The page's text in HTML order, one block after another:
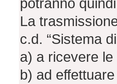
potranno
La
c.d. “Sistema
a) a ricevere
b) ad